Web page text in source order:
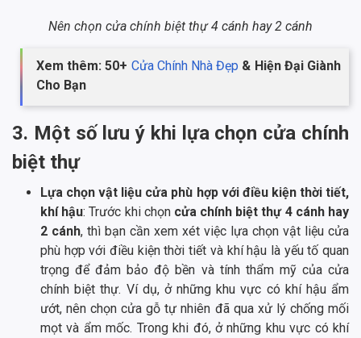
Nên chọn cửa chính biệt thự 4 cánh hay 2 cánh
Xem thêm: 50+ Cửa Chính Nhà Đẹp & Hiện Đại Giành
Cho Bạn
3. Một số lưu ý khi lựa chọn cửa chính
biệt thự
Lựa chọn vật liệu cửa phù hợp với điều kiện thời tiết,
khí hậu: Trước khi chọncửa chính biệt thự 4 cánh hay
2 cánh, thì bạn cần xem xét việc lựa chọn vật liệu cửa
phù hợp với điều kiện thời tiết và khí hậu là yếu tố quan
trọng để đảm bảo độ bền và tính thẩm mỹ của cửa
chính biệt thự. Ví dụ, ở những khu vực có khí hậu ẩm
ướt, nên chọn cửa gỗ tự nhiên đã qua xử lý chống mối
mọt và ẩm mốc. Trong khi đó, ở những khu vực có khí